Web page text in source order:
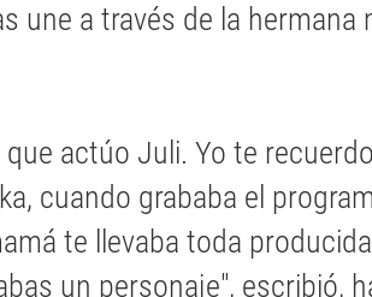
une a través de la hermana
actúo Juli. Yo te
cuando grababa el
te llevaba toda
un personaje", escribió,